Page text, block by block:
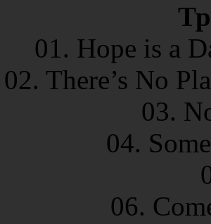
01. Hope is a
02. There’s No
03.
04.
06.